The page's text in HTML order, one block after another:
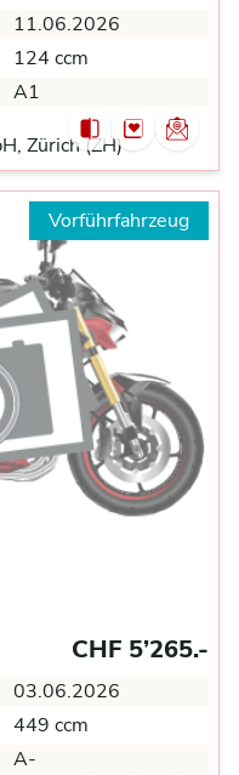
11.06.2026
124 ccm
A1
Zürich (ZH)
Vorführfahrzeug
CHF 5’265.-
03.06.2026
449 ccm
A-